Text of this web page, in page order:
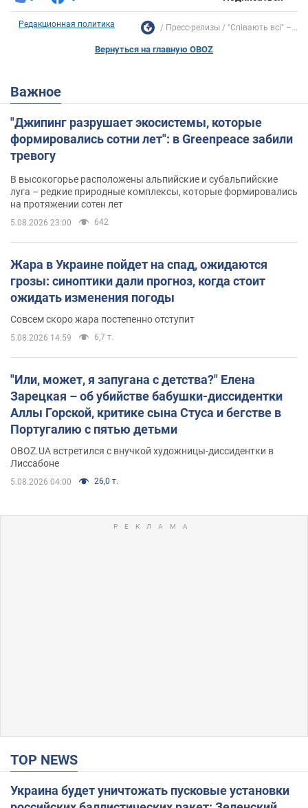
Редакционная политика Пресс-релизы "Співають всі" –...
Вернуться на главную OBOZ
Важное
"Джипинг разрушает экосистемы, которые
формировались сотни лет": в Greenpeace забили
тревогу
В высокогорье расположены альпийские и субальпийские
луга – редкие природные комплексы, которые формировались
на протяжении сотен лет
5.08.2026 23:00 642
Жара в Украине пойдет на спад, ожидаются
грозы: синоптики дали прогноз, когда стоит
ожидать изменения погоды
Совсем скоро жара постепенно отступит
5.08.2026 14:59 6,7 т.
"Или, может, я запугана с детства?" Елена
Зарецкая – об убийстве бабушки-диссидентки
Аллы Горской, критике сына Стуса и бегстве в
Португалию с пятью детьми
OBOZ.UA встретился с внучкой художницы-диссидентки в
Лиссабоне
5.08.2026 04:00 26,0 т.
TOP NEWS
Украина будет уничтожать пусковые установки